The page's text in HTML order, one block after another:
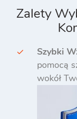
Zalety
Szybki
pomocą
wokół